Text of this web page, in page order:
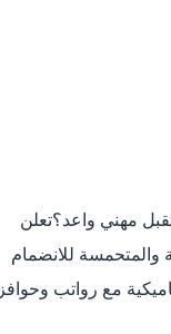
مهني واعد؟تعلن
والمتحمسة للانضمام
مع رواتب وحوافز